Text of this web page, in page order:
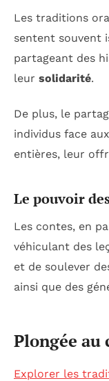
Les traditions
sentent souvent
partageant des
leur solidarité.
De plus, le
individus face
entières, leur
Le pouvoir
Les contes, en
véhiculant des
et de soulever
ainsi que des
Plongée
Explorer les